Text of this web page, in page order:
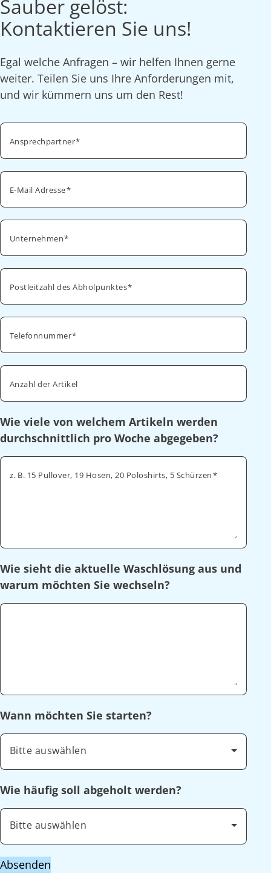
Sauber gelöst:
Kontaktieren Sie uns!
Egal welche Anfragen – wir helfen Ihnen gerne
weiter. Teilen Sie uns Ihre Anforderungen mit,
und wir kümmern uns um den Rest!
Ansprechpartner
E-Mail Adresse
Unternehmen
Postleitzahl des Abholpunktes
Telefonnummer
Anzahl der Artikel
Wie viele von welchem Artikeln werden
durchschnittlich pro Woche abgegeben?
z. B. 15 Pullover, 19 Hosen, 20 Poloshirts, 5 Schürzen
Wie sieht die aktuelle Waschlösung aus und
warum möchten Sie wechseln?
Wann möchten Sie starten?
Bitte auswählen
Wie häufig soll abgeholt werden?
Bitte auswählen
Absenden